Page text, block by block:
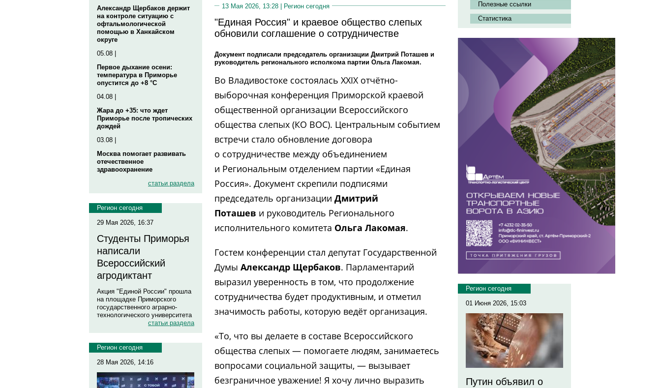
Александр Щербаков держит
на контроле ситуацию с
офтальмологической
помощью в Ханкайском
округе
05.08 |
Первое дыхание осени:
температура в Приморье
опустится до +8 °C
04.08 |
Жара до +35: что ждет
Приморье после тропических
дождей
03.08 |
Москва помогает развивать
отечественное
здравоохранение
статьи раздела
Регион сегодня
29 Мая 2026, 16:37
Студенты Приморья
написали
Всероссийский
агродиктант
Акция "Единой России" прошла
на площадке Приморского
государственного аграрно-
технологического университета
статьи раздела
Регион сегодня
28 Мая 2026, 14:16
13 Мая 2026, 13:28 | Регион сегодня
"Единая Россия" и краевое общество слепых
обновили соглашение о сотрудничестве
Документ подписали председатель организации Дмитрий Поташев и
руководитель регионального исполкома партии Ольга Лакомая.
Во Владивостоке состоялась XXIX отчётно-
выборочная конференция Приморской краевой
общественной организации Всероссийского
общества слепых (КО ВОС). Центральным событием
встречи стало обновление договора
о сотрудничестве между объединением
и Региональным отделением партии «Единая
Россия». Документ скрепили подписями
председатель организации Дмитрий
Поташев и руководитель Регионального
исполнительного комитета Ольга Лакомая.
Гостем конференции стал депутат Государственной
Думы Александр Щербаков. Парламентарий
выразил уверенность в том, что продолжение
сотрудничества будет продуктивным, и отметил
значимость работы, которую ведёт организация.
«То, что вы делаете в составе Всероссийского
общества слепых — помогаете людям, занимаетесь
вопросами социальной защиты, — вызывает
безграничное уважение! Я хочу лично выразить
Полезные ссылки
Статистика
Регион сегодня
01 Июня 2026, 15:03
Путин объявил о